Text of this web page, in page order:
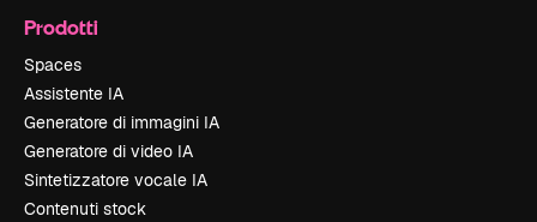
Prodotti
Spaces
Assistente IA
Generatore di immagini IA
Generatore di video IA
Sintetizzatore vocale IA
Contenuti stock